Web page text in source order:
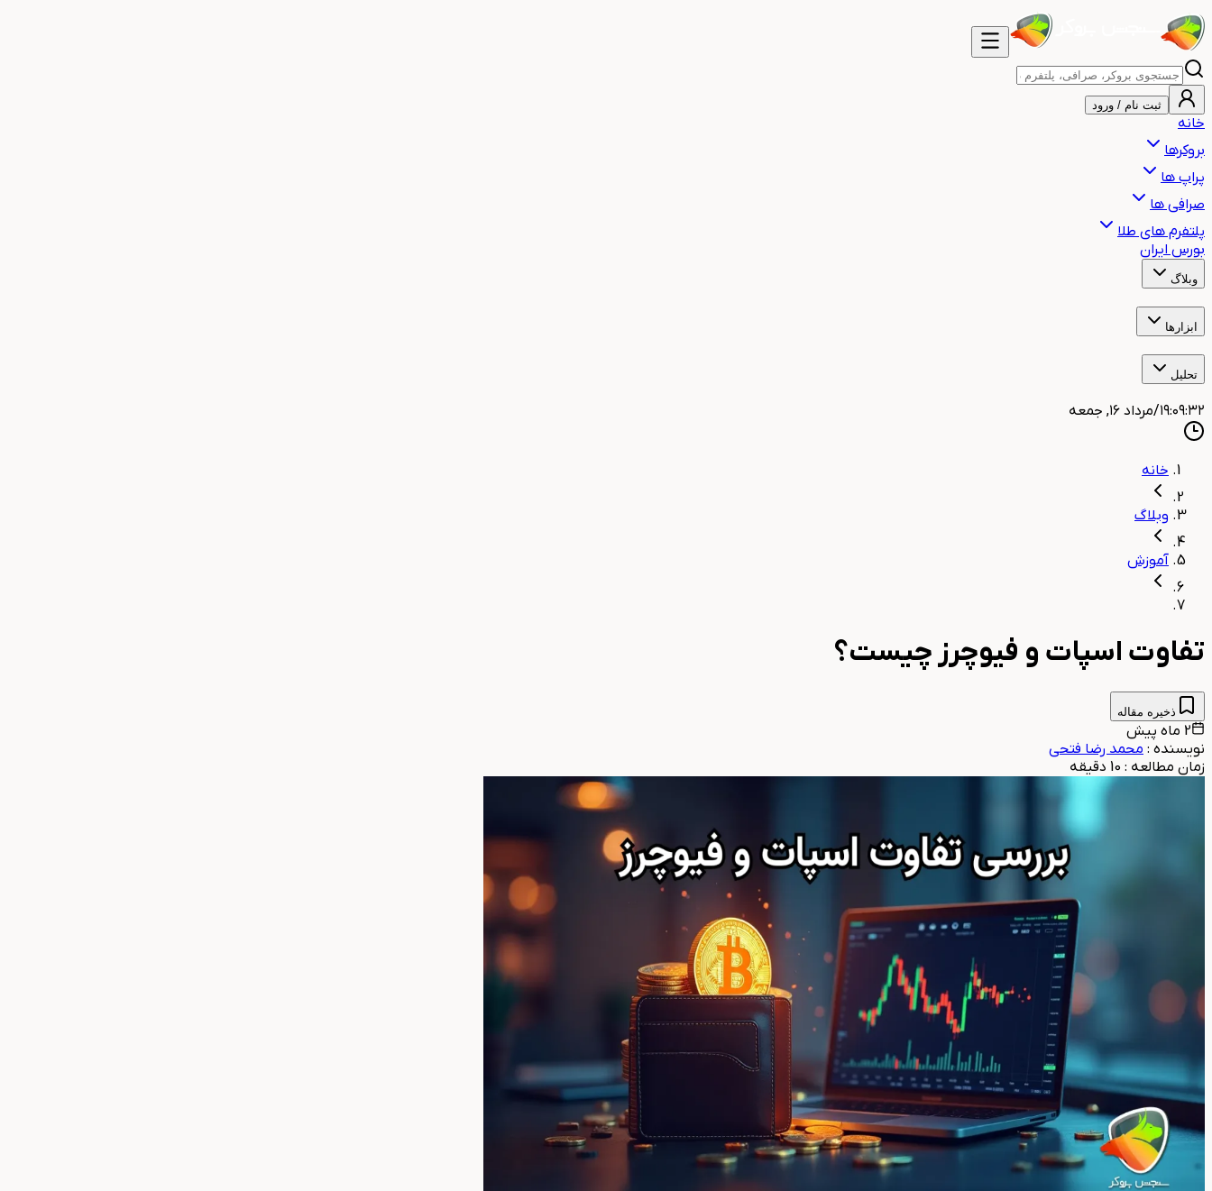
ثبت نام / ورود
خانه
بروکرها
پراپ ها
صرافی ها
پلتفرم های طلا
بورس ایران
وبلاگ
آموزشاخبارهشدار
ابزارها
ساعت بازارهای مالی جهان
تحلیل
تحلیل تکنیکال طلا
۱۹:۰۹:۳۴/مرداد ۱۶, جمعه
خانه
وبلاگ
آموزش
تفاوت اسپات و فیوچرز چیست؟
ذخیره مقاله
2 ماه پیش
نویسنده : محمد رضا فتحی
زمان مطالعه :
10 دقیقه